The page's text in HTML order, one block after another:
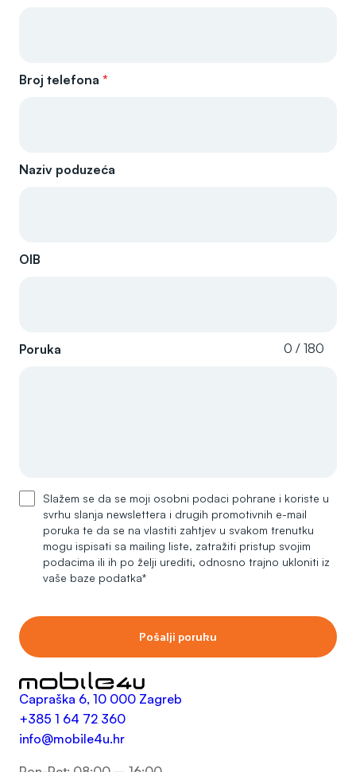
Broj telefona *
Naziv poduzeća
OIB
Poruka 0 / 180
Slažem se da se moji osobni podaci pohrane i koriste u
svrhu slanja newslettera i drugih promotivnih e-mail
poruka te da se na vlastiti zahtjev u svakom trenutku
mogu ispisati sa mailing liste, zatražiti pristup svojim
podacima ili ih po želji urediti, odnosno trajno ukloniti iz
vaše baze podatka*
Pošalji poruku
Capraška 6, 10 000 Zagreb
+385 1 64 72 360
info@mobile4u.hr